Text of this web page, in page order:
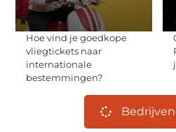
Hoe vind je goedkope
vliegtickets naar
internationale
bestemmingen?